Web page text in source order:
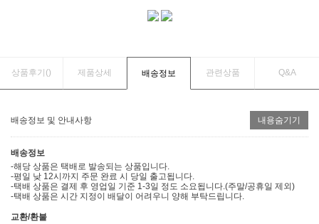
상품후기() 제품상세 배송정보 관련상품 Q&A
배송정보 및 안내사항 내용숨기기
배송정보
-해당 상품은 택배로 발송되는 상품입니다.
-평일 낮 12시까지 주문 완료 시 당일 출고됩니다.
-택배 상품은 결제 후 영업일 기준 1-3일 정도 소요됩니다.(주말/공휴일 제외)
-택배 상품은 시간 지정이 배달이 어려우니 양해 부탁드립니다.
교환/환불